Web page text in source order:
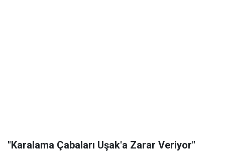
"Karalama Çabaları Uşak'a Zarar Veriyor"